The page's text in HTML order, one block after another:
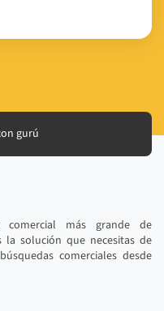
gurú
comercial más grande de
la solución que necesitas de
comerciales desde